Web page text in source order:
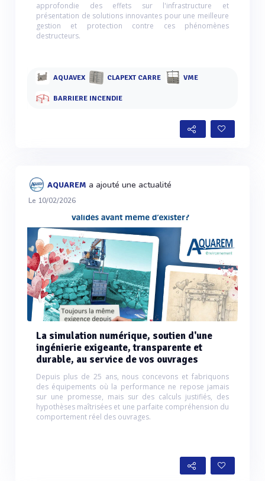
approfondie des effets sur l'infrastructure et
présentation de solutions innovantes pour une meilleure
gestion et protection contre ces phénomènes
destructeurs.
AQUAVEX CLAPEXT CARRE VME
BARRIERE INCENDIE
AQUAREM a ajouté une actualité
Le 10/02/2026
La simulation numérique, soutien d'une
ingénierie exigeante, transparente et
durable, au service de vos ouvrages
Depuis plus de 25 ans, nous concevons et fabriquons
des équipements où la performance ne repose jamais
sur une promesse, mais sur des calculs justifiés, des
hypothèses maîtrisées et une parfaite compréhension du
comportement réel des ouvrages.